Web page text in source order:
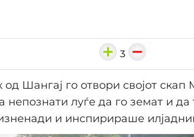
3
Шангај го отвори својот
непознати луѓе да го земат и да
изненади и инспирираше